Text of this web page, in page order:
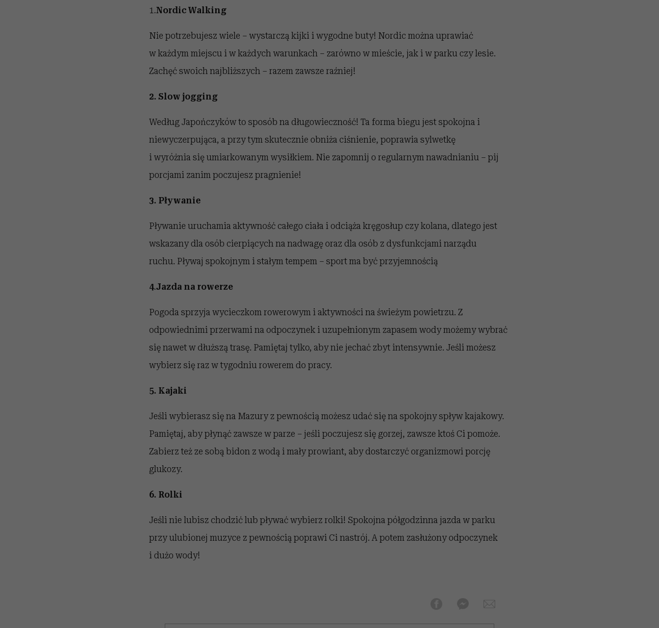
1.Nordic Walking
Nie potrzebujesz wiele – wystarczą kijki i wygodne buty! Nordic można uprawiać
w każdym miejscu i w każdych warunkach – zarówno w mieście, jak i w parku czy lesie.
Zachęć swoich najbliższych – razem zawsze raźniej!
2. Slow jogging
Według Japończyków to sposób na długowieczność! Ta forma biegu jest spokojna i
niewyczerpująca, a przy tym skutecznie obniża ciśnienie, poprawia sylwetkę
i wyróżnia się umiarkowanym wysiłkiem. Nie zapomnij o regularnym nawadnianiu – pij
porcjami zanim poczujesz pragnienie!
3. Pływanie
Pływanie uruchamia aktywność całego ciała i odciąża kręgosłup czy kolana, dlatego jest
wskazany dla osób cierpiących na nadwagę oraz dla osób z dysfunkcjami narządu
ruchu. Pływaj spokojnym i stałym tempem – sport ma być przyjemnością
4.Jazda na rowerze
Pogoda sprzyja wycieczkom rowerowym i aktywności na świeżym powietrzu. Z
odpowiednimi przerwami na odpoczynek i uzupełnionym zapasem wody możemy wybrać
się nawet w dłuższą trasę. Pamiętaj tylko, aby nie jechać zbyt intensywnie. Jeśli możesz
wybierz się raz w tygodniu rowerem do pracy.
5. Kajaki
Jeśli wybierasz się na Mazury z pewnością możesz udać się na spokojny spływ kajakowy.
Pamiętaj, aby płynąć zawsze w parze – jeśli poczujesz się gorzej, zawsze ktoś Ci pomoże.
Zabierz też ze sobą bidon z wodą i mały prowiant, aby dostarczyć organizmowi porcję
glukozy.
6. Rolki
Jeśli nie lubisz chodzić lub pływać wybierz rolki! Spokojna półgodzinna jazda w parku
przy ulubionej muzyce z pewnością poprawi Ci nastrój. A potem zasłużony odpoczynek
i dużo wody!